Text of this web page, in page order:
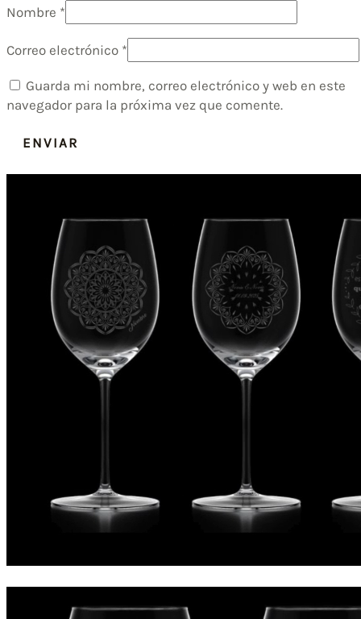
Nombre *
Correo electrónico *
Guarda mi nombre, correo electrónico y web en este
navegador para la próxima vez que comente.